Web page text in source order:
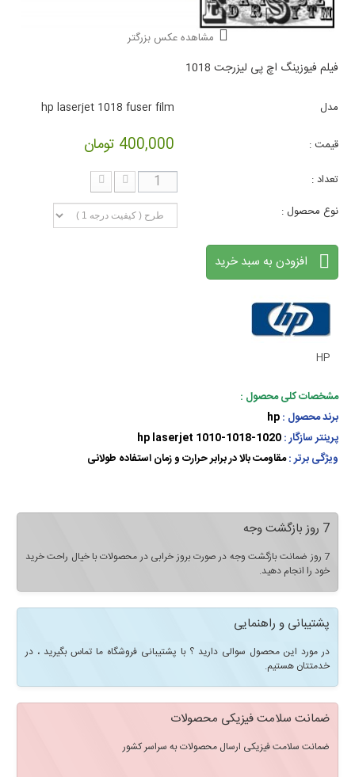
مشاهده عکس بزرگتر
فیلم فیوزینگ اچ پی لیزرجت 1018
مدل hp laserjet 1018 fuser film
قیمت : 400,000 تومان
تعداد :
نوع محصول :
افزودن به سبد خرید
HP
مشخصات کلی محصول :
برند محصول :hp
پرینتر سازگار :hp laserjet 1010-1018-1020
ویژگی برتر :مقاومت بالا در برابر حرارت و زمان استفاده طولانی
7 روز بازگشت وجه
7 روز ضمانت بازگشت وجه در صورت بروز خرابی در محصولات با خیال راحت خرید
خود را انجام دهید.
پشتیبانی و راهنمایی
در مورد این محصول سوالی دارید ؟ با پشتیبانی فروشگاه ما تماس بگیرید ، در
خدمتتان هستیم.
ضمانت سلامت فیزیکی محصولات
ضمانت سلامت فیزیکی ارسال محصولات به سراسر کشور